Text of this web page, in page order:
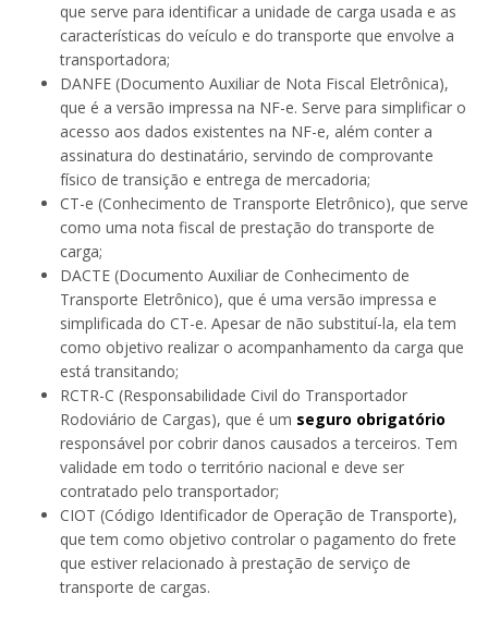
que serve para identificar a unidade de carga usada e as
características do veículo e do transporte que envolve a
transportadora;
DANFE (Documento Auxiliar de Nota Fiscal Eletrônica),
que é a versão impressa na NF-e. Serve para simplificar o
acesso aos dados existentes na NF-e, além conter a
assinatura do destinatário, servindo de comprovante
físico de transição e entrega de mercadoria;
CT-e (Conhecimento de Transporte Eletrônico), que serve
como uma nota fiscal de prestação do transporte de
carga;
DACTE (Documento Auxiliar de Conhecimento de
Transporte Eletrônico), que é uma versão impressa e
simplificada do CT-e. Apesar de não substituí-la, ela tem
como objetivo realizar o acompanhamento da carga que
está transitando;
RCTR-C (Responsabilidade Civil do Transportador
Rodoviário de Cargas), que é um seguro obrigatório
responsável por cobrir danos causados a terceiros. Tem
validade em todo o território nacional e deve ser
contratado pelo transportador;
CIOT (Código Identificador de Operação de Transporte),
que tem como objetivo controlar o pagamento do frete
que estiver relacionado à prestação de serviço de
transporte de cargas.